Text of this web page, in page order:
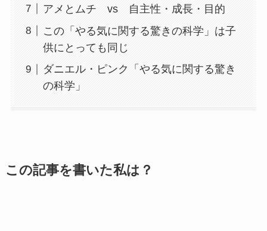
アメとムチ vs 自主性・成長・目的
この「やる気に関する驚きの科学」は子
供にとっても同じ
ダニエル・ピンク「やる気に関する驚き
の科学」
この記事を書いた私は？